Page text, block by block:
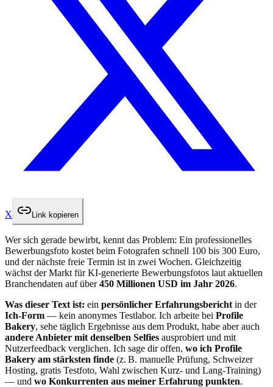
X Link kopieren
Wer sich gerade bewirbt, kennt das Problem: Ein professionelles
Bewerbungsfoto kostet beim Fotografen schnell 100 bis 300 Euro,
und der nächste freie Termin ist in zwei Wochen. Gleichzeitig
wächst der Markt für KI-generierte Bewerbungsfotos laut aktuellen
Branchendaten auf über450 Millionen USD im Jahr 2026.
Was dieser Text ist: ein persönlicher Erfahrungsbericht in der
Ich-Form — kein anonymes Testlabor. Ich arbeite bei Profile
Bakery, sehe täglich Ergebnisse aus dem Produkt, habe aber auch
andere Anbieter mit denselben Selfies ausprobiert und mit
Nutzerfeedback verglichen. Ich sage dir offen, wo ich Profile
Bakery am stärksten finde (z. B. manuelle Prüfung, Schweizer
Hosting, gratis Testfoto, Wahl zwischen Kurz- und Lang-Training)
— und wo Konkurrenten aus meiner Erfahrung punkten.